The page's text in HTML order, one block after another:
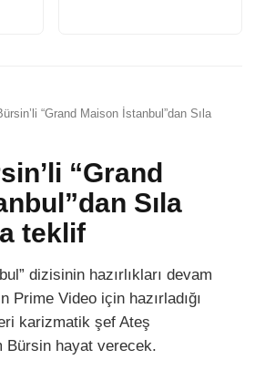
“Grand Maison İstanbul”dan Sıla
“Grand
Sıla
teklif
dizisinin hazırlıkları devam
Prime Video için hazırladığı
karizmatik şef Ateş
Bürsin hayat verecek.